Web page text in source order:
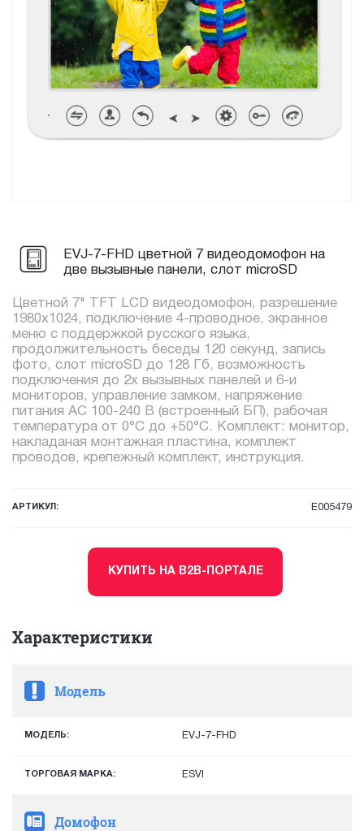
EVJ-7-FHD цветной 7 видеодомофон на
две вызывные панели, слот microSD
Цветной 7" TFT LCD видеодомофон, разрешение
1980х1024, подключение 4-проводное, экранное
меню с поддержкой русского языка,
продолжительность беседы 120 секунд, запись
фото, слот microSD до 128 Гб, возможность
подключения до 2х вызывных панелей и 6-и
мониторов, управление замком, напряжение
питания AC 100-240 В (встроенный БП), рабочая
температура от 0°С до +50°С. Комплект: монитор,
накладаная монтажная пластина, комплект
проводов, крепежный комплект, инструкция.
АРТИКУЛ: E005479
КУПИТЬ НА B2B-ПОРТАЛЕ
Характеристики
Модель
МОДЕЛЬ: EVJ-7-FHD
ТОРГОВАЯ МАРКА: ESVI
Домофон